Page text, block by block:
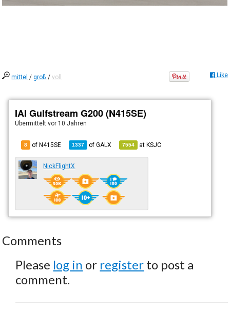
mittel /groß /voll Like
IAI Gulfstream G200 (N415SE)
Übermitteltvor 10 Jahren
8 of N415SE 1337 ofGALX 7554 atKSJC
NickFlightX
Comments
Please log in or register to post a
comment.